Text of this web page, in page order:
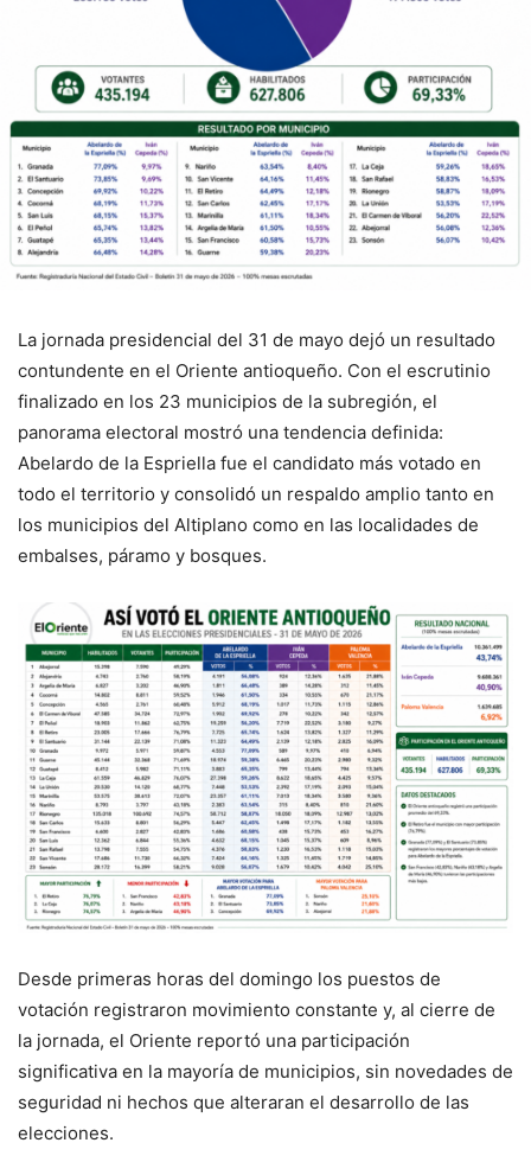
La jornada presidencial del 31 de mayo dejó un resultado
contundente en el Oriente antioqueño. Con el escrutinio
finalizado en los 23 municipios de la subregión, el
panorama electoral mostró una tendencia definida:
Abelardo de la Espriella fue el candidato más votado en
todo el territorio y consolidó un respaldo amplio tanto en
los municipios del Altiplano como en las localidades de
embalses, páramo y bosques.
Desde primeras horas del domingo los puestos de
votación registraron movimiento constante y, al cierre de
la jornada, el Oriente reportó una participación
significativa en la mayoría de municipios, sin novedades de
seguridad ni hechos que alteraran el desarrollo de las
elecciones.